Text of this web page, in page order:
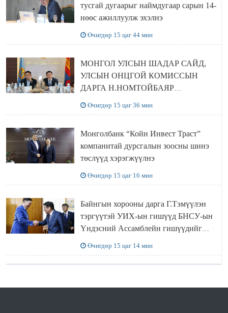
тусгай дугаарыг наймдугаар сарын 14-
нөөс ажиллуулж эхэлнэ
Өчигдөр 15 цаг 44 мин
МОНГОЛ УЛСЫН ШАДАР САЙД,
УЛСЫН ОНЦГОЙ КОМИССЫН
ДАРГА Н.НОМТОЙБАЯР
Өчигдөр 15 цаг 36 мин
Монголбанк “Койн Инвест Траст”
компанитай дурсгалын зоосны шинэ
төслүүд хэрэгжүүлнэ
Өчигдөр 15 цаг 16 мин
Байнгын хорооны дарга Г.Тэмүүлэн
тэргүүтэй УИХ-ын гишүүд БНСУ-ын
Үндэсний Ассамблейн гишүүдийг
Өчигдөр 15 цаг 14 мин